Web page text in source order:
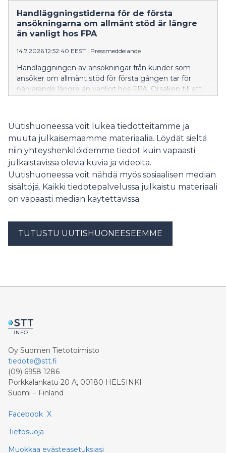
mukaisesti sopimuskauden vaihteessa. Tämä koskee
kaikkia nykyisiä vaativan lääkinnällisen kuntoutuksen
terapioiden palveluntuottajia.
Handläggningstiderna för de första
ansökningarna om allmänt stöd är längre
än vanligt hos FPA
14.7.2026 12:52:40 EEST | Pressmeddelande
Handläggningen av ansökningar från kunder som
ansöker om allmänt stöd för första gången tar för
närvarande längre än vanligt hos FPA. Orsaken till att
slutfört sina studier och att många sökandes perioder
med inkomstrelaterad dagpenning tar slut. FPA
uppskattar att situationen lättar inom de närmaste
veckorna.
Uutishuoneessa voit lukea tiedotteitamme ja
muuta julkaisemaamme materiaalia. Löydät sieltä
niin yhteyshenkilöidemme tiedot kuin vapaasti
julkaistavissa olevia kuvia ja videoita.
Uutishuoneessa voit nähdä myös sosiaalisen median
sisältöjä. Kaikki tiedotepalvelussa julkaistu materiaali
on vapaasti median käytettävissä.
TUTUSTU UUTISHUONEESEEMME
Oy Suomen Tietotoimisto
tiedote@stt.fi
(09) 6958 1286
Porkkalankatu 20 A, 00180 HELSINKI
Suomi – Finland
Facebook X
Tietosuoja
Muokkaa evästeasetuksiasi